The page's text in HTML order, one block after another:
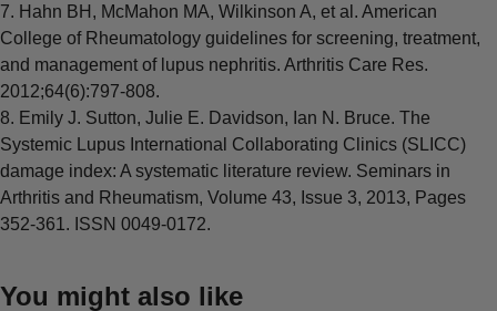
7. Hahn BH, McMahon MA, Wilkinson A, et al. American
College of Rheumatology guidelines for screening, treatment,
and management of lupus nephritis. Arthritis Care Res.
2012;64(6):797-808.
8. Emily J. Sutton, Julie E. Davidson, Ian N. Bruce. The
Systemic Lupus International Collaborating Clinics (SLICC)
damage index: A systematic literature review. Seminars in
Arthritis and Rheumatism, Volume 43, Issue 3, 2013, Pages
352-361. ISSN 0049-0172.
You might also like